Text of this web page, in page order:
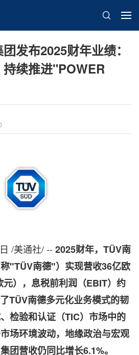
发布2025财年业绩：
续推进"POWER
/美通社/ -- 2025财年， TÜV南
"TÜV南德"）实现营收36亿欧
元），息税前利润（EBIT）约
TÜV南德多元化业务模式的韧
检验和认证（TIC）市场中的
场环境波动，地缘政治与宏观
团营收仍同比增长6.1%。